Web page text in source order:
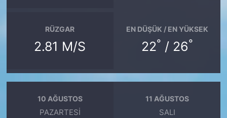
RÜZGAR
2.81 M/S
EN DÜŞÜK / EN YÜKSEK
22° / 26°
10 AĞUSTOS
PAZARTESI
11 AĞUSTOS
SALI